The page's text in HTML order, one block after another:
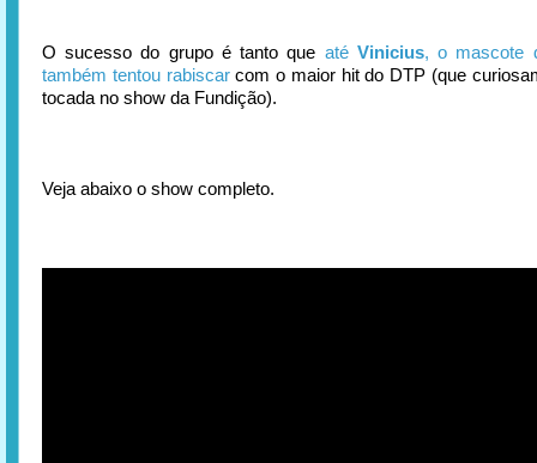
O sucesso do grupo é tanto que até Vinicius, o mascote
também tentou rabiscarcom o maior hit do DTP (que
tocada no show da Fundição).
Veja abaixo o show completo.